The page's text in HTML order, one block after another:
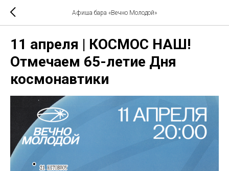
Афиша бара «Вечно Молодой»
11 апреля | КОСМОС НАШ!
Отмечаем 65-летие Дня
космонавтики